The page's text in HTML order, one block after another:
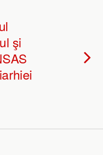
şi